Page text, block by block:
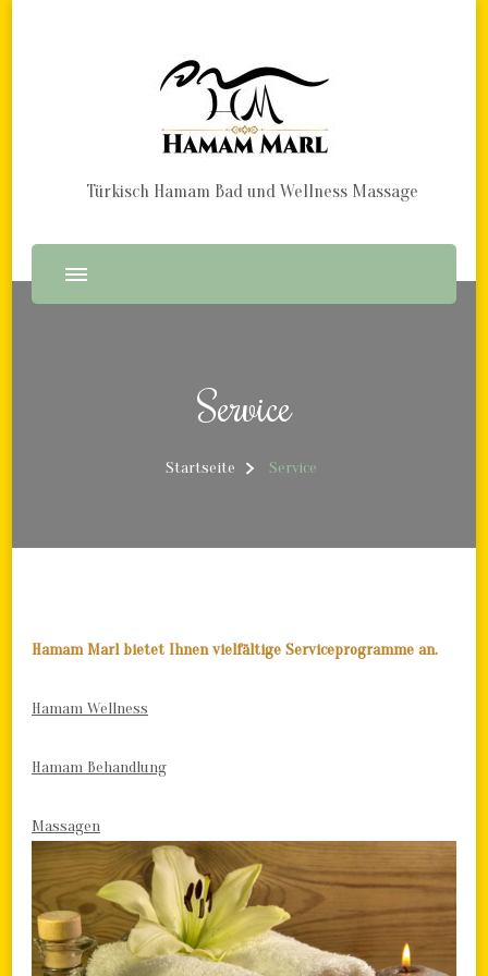
Türkisch Hamam Bad und Wellness Massage
Service
Startseite Service
Hamam Marl bietet Ihnen vielfältige Serviceprogramme an.
Hamam Wellness
Hamam Behandlung
Massagen